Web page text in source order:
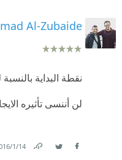
Al-Zubaide
نقطة البداية
لن أننسى تأثيره
14‏/1‏/2016